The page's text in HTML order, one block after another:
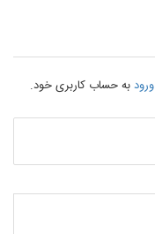
ورودبه حساب کاربری خود.